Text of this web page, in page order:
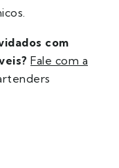
com
Fale com a